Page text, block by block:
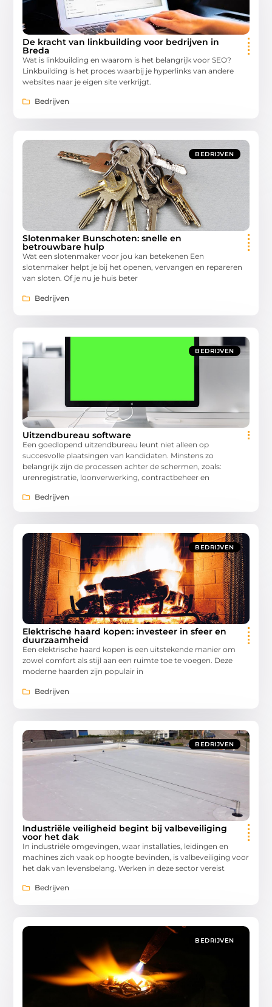
De kracht van linkbuilding voor bedrijven in
Breda
Wat is linkbuilding en waarom is het belangrijk voor SEO?
Linkbuilding is het proces waarbij je hyperlinks van andere
websites naar je eigen site verkrijgt.
Bedrijven
BEDRIJVEN
Slotenmaker Bunschoten: snelle en
betrouwbare hulp
Wat een slotenmaker voor jou kan betekenen Een
slotenmaker helpt je bij het openen, vervangen en repareren
van sloten. Of je nu je huis beter
Bedrijven
BEDRIJVEN
Uitzendbureau software
Een goedlopend uitzendbureau leunt niet alleen op
succesvolle plaatsingen van kandidaten. Minstens zo
belangrijk zijn de processen achter de schermen, zoals:
urenregistratie, loonverwerking, contractbeheer en
Bedrijven
BEDRIJVEN
Elektrische haard kopen: investeer in sfeer en
duurzaamheid
Een elektrische haard kopen is een uitstekende manier om
zowel comfort als stijl aan een ruimte toe te voegen. Deze
moderne haarden zijn populair in
Bedrijven
BEDRIJVEN
Industriële veiligheid begint bij valbeveiliging
voor het dak
In industriële omgevingen, waar installaties, leidingen en
machines zich vaak op hoogte bevinden, is valbeveiliging voor
het dak van levensbelang. Werken in deze sector vereist
Bedrijven
BEDRIJVEN